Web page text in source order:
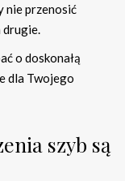
nie przenosić
drugie.
o doskonałą
dla Twojego
szyb są